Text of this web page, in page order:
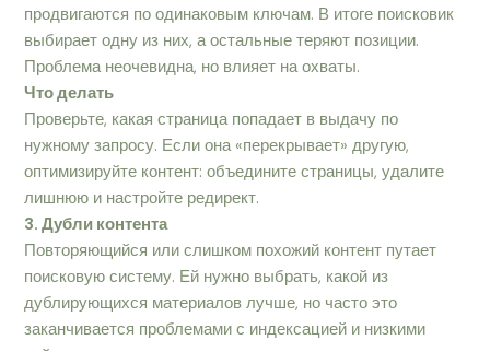
продвигаются по одинаковым ключам. В итоге поисковик
выбирает одну из них, а остальные теряют позиции.
Проблема неочевидна, но влияет на охваты.
Что делать
Проверьте, какая страница попадает в выдачу по
нужному запросу. Если она «перекрывает» другую,
оптимизируйте контент: объедините страницы, удалите
лишнюю и настройте редирект.
3. Дубли контента
Повторяющийся или слишком похожий контент путает
поисковую систему. Ей нужно выбрать, какой из
дублирующихся материалов лучше, но часто это
заканчивается проблемами с индексацией и низкими